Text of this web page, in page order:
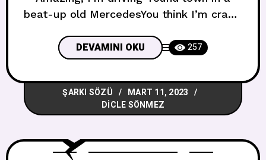
beat-up old MercedesYou think I’m crazy,
don’t care about the pastJust like that
Mükemmel, eski püskü bir Mercedes ile
şehirde dolaşıyorumDeli olduğumu
düşünüyorsun, haklı olabilirsinAma o
gülümsediğinde, geçmiş umrumda
DEVAMINI OKU 257
ŞARKI SÖZÜ
MART 11, 2023
DICLE SÖNMEZ